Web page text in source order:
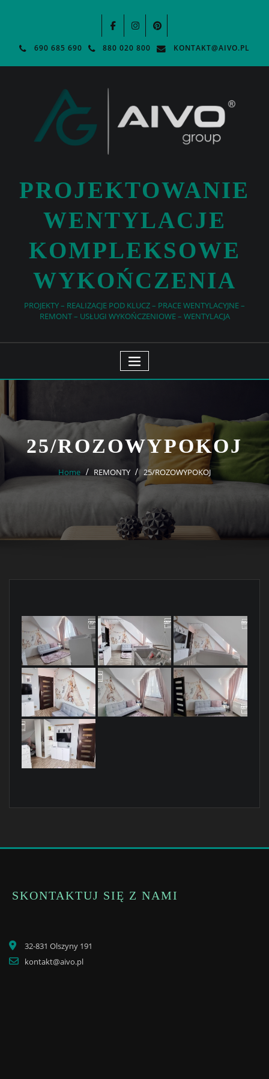
690 685 690 880 020 800 KONTAKT@AIVO.PL
PROJEKTOWANIE
WENTYLACJE
KOMPLEKSOWE
WYKOŃCZENIA
PROJEKTY – REALIZACJE POD KLUCZ – PRACE WENTYLACYJNE –
REMONT – USŁUGI WYKOŃCZENIOWE – WENTYLACJA
25/ROZOWYPOKOJ
Home REMONTY 25/ROZOWYPOKOJ
SKONTAKTUJ SIĘ Z NAMI
32-831 Olszyny 191
kontakt@aivo.pl